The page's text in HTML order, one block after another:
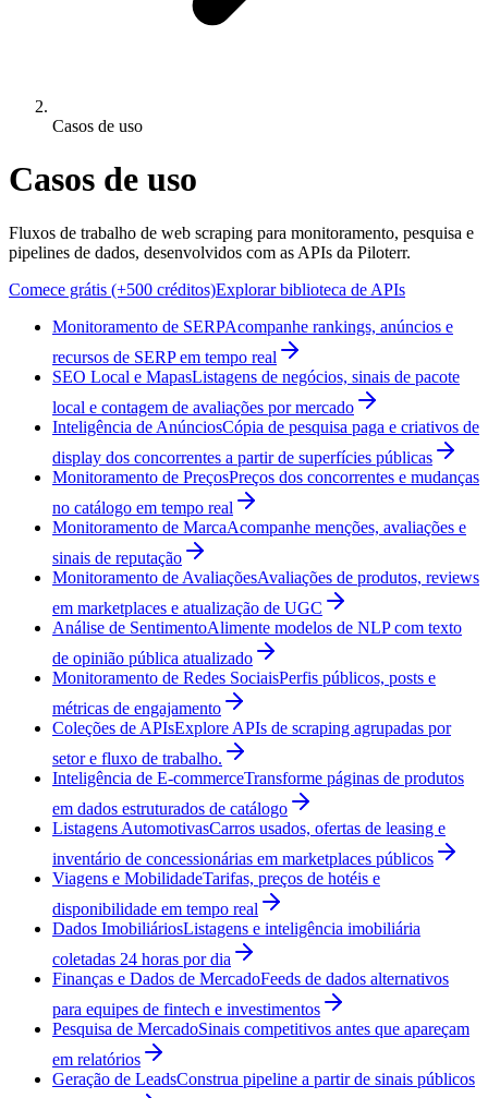
Casos de uso
Casos de uso
Fluxos de trabalho de web scraping para monitoramento, pesquisa e
pipelines de dados, desenvolvidos com as APIs da Piloterr.
Comece grátis (+500 créditos)Explorar biblioteca de APIs
Monitoramento de SERPAcompanhe rankings, anúncios e
recursos de SERP em tempo real
SEO Local e MapasListagens de negócios, sinais de pacote
local e contagem de avaliações por mercado
Inteligência de AnúnciosCópia de pesquisa paga e criativos de
display dos concorrentes a partir de superfícies públicas
Monitoramento de PreçosPreços dos concorrentes e mudanças
no catálogo em tempo real
Monitoramento de MarcaAcompanhe menções, avaliações e
sinais de reputação
Monitoramento de AvaliaçõesAvaliações de produtos, reviews
em marketplaces e atualização de UGC
Análise de SentimentoAlimente modelos de NLP com texto
de opinião pública atualizado
Monitoramento de Redes SociaisPerfis públicos, posts e
métricas de engajamento
Coleções de APIsExplore APIs de scraping agrupadas por
setor e fluxo de trabalho.
Inteligência de E-commerceTransforme páginas de produtos
em dados estruturados de catálogo
Listagens AutomotivasCarros usados, ofertas de leasing e
inventário de concessionárias em marketplaces públicos
Viagens e MobilidadeTarifas, preços de hotéis e
disponibilidade em tempo real
Dados ImobiliáriosListagens e inteligência imobiliária
coletadas 24 horas por dia
Finanças e Dados de MercadoFeeds de dados alternativos
para equipes de fintech e investimentos
Pesquisa de MercadoSinais competitivos antes que apareçam
em relatórios
Geração de LeadsConstrua pipeline a partir de sinais públicos